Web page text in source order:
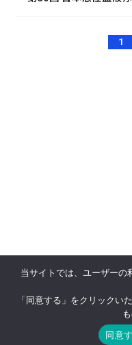
1
当サイトでは、ユーザー
「同意する」をクリックい
同意